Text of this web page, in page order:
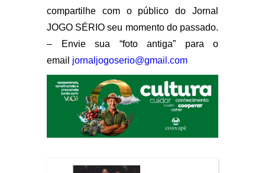
compartilhe com o público do Jornal
JOGO SÉRIO seu momento do passado.
– Envie sua “foto antiga” para o
email jornaljogoserio@gmail.com